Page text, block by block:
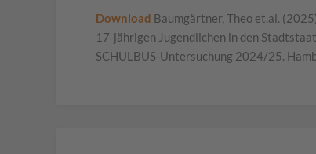
Download Baumgärtner, Theo et.al.
17-jährigen Jugendlichen in den
SCHULBUS-Untersuchung 2024/25.